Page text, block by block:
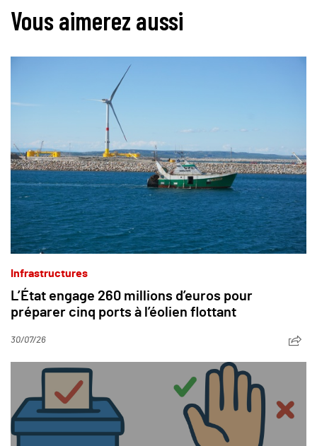
Vous aimerez aussi
Infrastructures
L’État engage 260 millions d’euros pour
préparer cinq ports à l’éolien flottant
30/07/26